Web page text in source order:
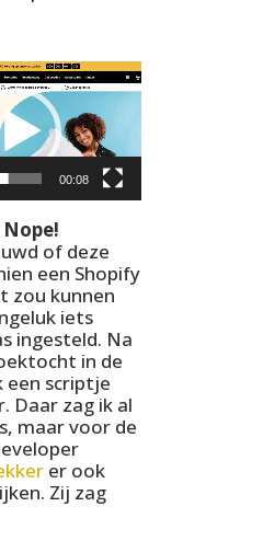
00:08
of deze
een Shopify
zou kunnen
iets
ingesteld. Na
in de
een scriptje
Daar zag ik al
maar voor de
er ook
Zij zag